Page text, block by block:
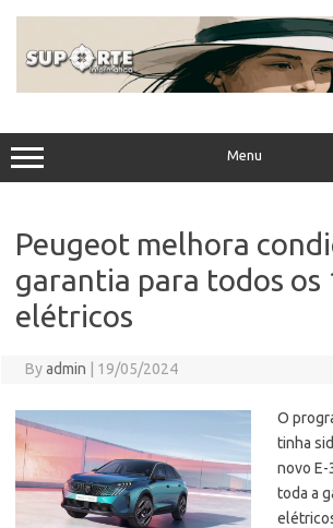
Menu
Peugeot melhora
garantia para todos os
elétricos
Byadmin 19/05/2024
O
tinha
novo E-
toda a